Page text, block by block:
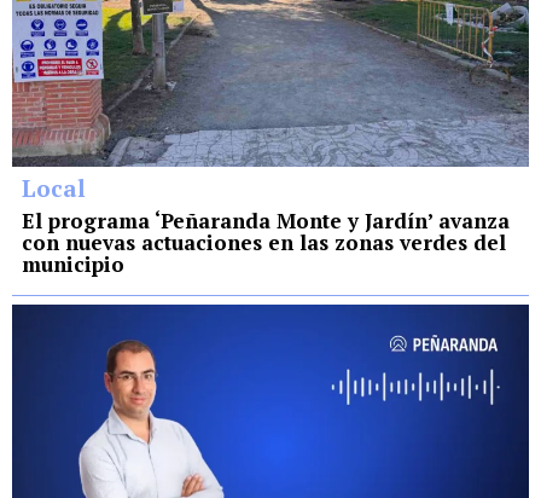
Local
El programa ‘Peñaranda Monte y Jardín’ avanza
con nuevas actuaciones en las zonas verdes del
municipio